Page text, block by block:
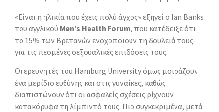
«Είναι η ηλικία που έχεις πολύ άγχος» εξηγεί ο Ian Banks
του αγγλικού Men’s Health Forum, που κατέδειξε ότι
το 15% των Βρετανών ενοχοποιούν τη δουλειά τους
για τις πεσμένες σεξουαλικές επιδόσεις τους.
Οι ερευνητές του Hamburg University όμως μοιράζουν
ένα μερίδιο ευθύνης και στις γυναίκες, καθώς
διαπιστώνουν ότι οι ασφαλείς σχέσεις ρίχνουν
κατακόρυφα τη λίμπιντό τους. Πιο συγκεκριμένα, μετά